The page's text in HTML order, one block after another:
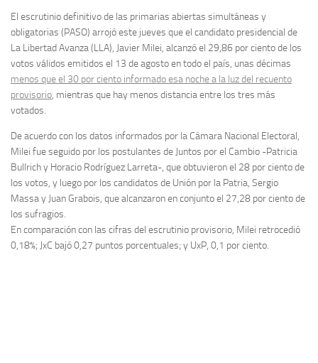
El escrutinio definitivo de las primarias abiertas simultáneas y
obligatorias (PASO) arrojó este jueves que el candidato presidencial de
La Libertad Avanza (LLA), Javier Milei, alcanzó el 29,86 por ciento de los
votos válidos emitidos el 13 de agosto en todo el país, unas décimas
menos que el 30 por ciento informado esa noche a la luz del recuento
provisorio, mientras que hay menos distancia entre los tres más
votados.
De acuerdo con los datos informados por la Cámara Nacional Electoral,
Milei fue seguido por los postulantes de Juntos por el Cambio -Patricia
Bullrich y Horacio Rodríguez Larreta-, que obtuvieron el 28 por ciento de
los votos, y luego por los candidatos de Unión por la Patria, Sergio
Massa y Juan Grabois, que alcanzaron en conjunto el 27,28 por ciento de
los sufragios.
En comparación con las cifras del escrutinio provisorio, Milei retrocedió
0,18%; JxC bajó 0,27 puntos porcentuales; y UxP, 0,1 por ciento.